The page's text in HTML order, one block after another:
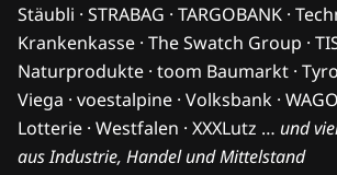
Stäubli · STRABAG · TARGOBANK ·
Krankenkasse · The Swatch Group ·
Naturprodukte · toom Baumarkt ·
Viega · voestalpine · Volksbank ·
Lotterie · Westfalen · XXXLutz … und
aus Industrie, Handel und Mittelstand